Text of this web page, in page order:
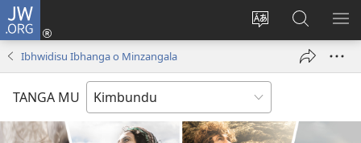
JW.ORG
Change
language
Ku
Jikula
window)
Tokwesa
ku
JW.ORG
Ibhwidisu Ibhanga o Minzangala
TANGA MU